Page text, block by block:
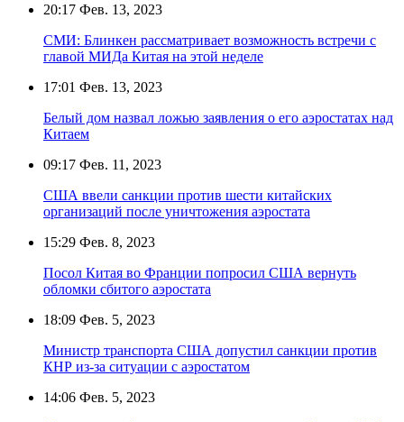
20:17 Фев. 13, 2023
СМИ: Блинкен рассматривает возможность встречи с
главой МИДа Китая на этой неделе
17:01 Фев. 13, 2023
Белый дом назвал ложью заявления о его аэростатах над
Китаем
09:17 Фев. 11, 2023
США ввели санкции против шести китайских
организаций после уничтожения аэростата
15:29 Фев. 8, 2023
Посол Китая во Франции попросил США вернуть
обломки сбитого аэростата
18:09 Фев. 5, 2023
Министр транспорта США допустил санкции против
КНР из-за ситуации с аэростатом
14:06 Фев. 5, 2023